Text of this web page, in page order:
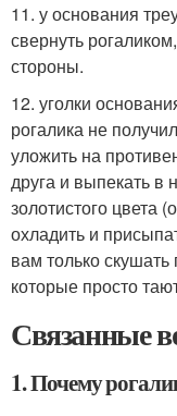
11. у основания
свернуть
стороны.
12. уголки
рогалика не
уложить на
друга и выпекать в
золотистого цвета
охладить и
вам только
которые просто
Связанные
1. Почему